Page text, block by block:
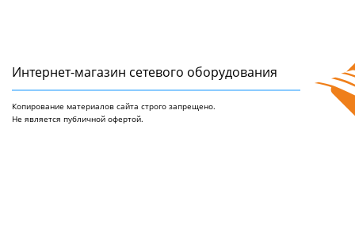
Интернет-магазин сетeвого оборудования
Копирование материалов сайта строго запрещено.
Не является публичной офертой.